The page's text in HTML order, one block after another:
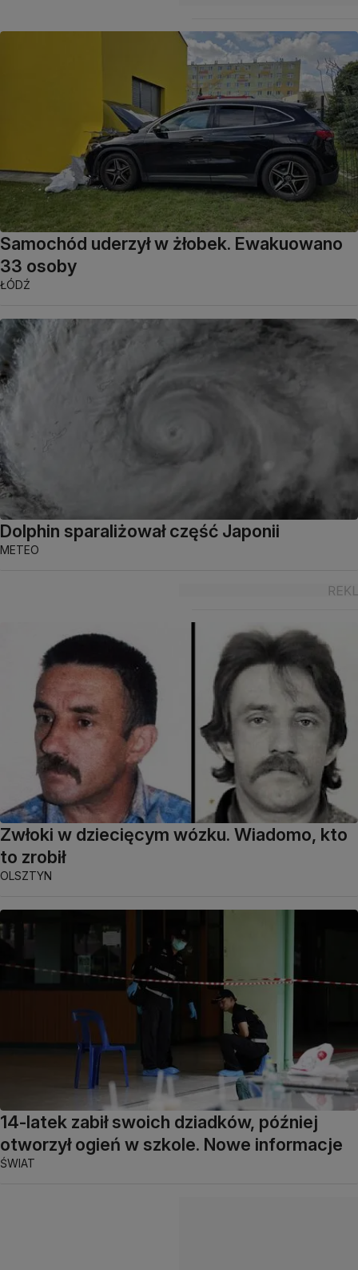
Samochód uderzył w żłobek. Ewakuowano
33 osoby
ŁÓDŹ
Dolphin sparaliżował część Japonii
METEO
Zwłoki w dziecięcym wózku. Wiadomo, kto
to zrobił
OLSZTYN
14-latek zabił swoich dziadków, później
otworzył ogień w szkole. Nowe informacje
ŚWIAT